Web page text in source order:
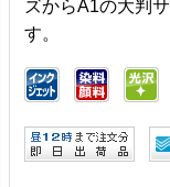
ズからA1の大判
す。